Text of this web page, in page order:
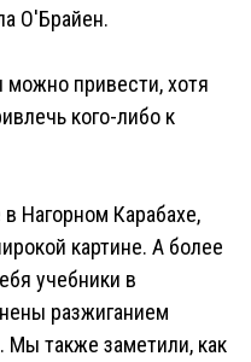
О'Брайен.
можно привести, хотя
кого-либо к
Нагорном Карабахе,
картине. А более
учебники в
разжиганием
Мы также заметили, как